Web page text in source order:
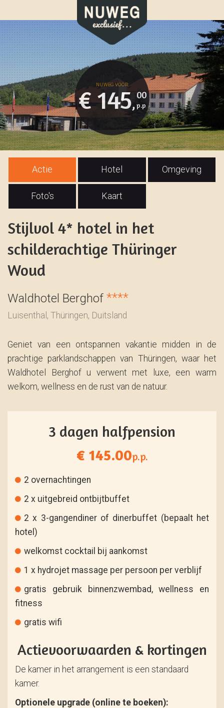
€ 145,
00
Actie Hotel Omgeving
Foto's Kaart
Stijlvol 4* hotel in het
schilderachtige Thüringer
Woud
Waldhotel Berghof ****
Luisenthal, Thüringen, Duitsland
Geniet van een ontspannen vakantie midden in de
prachtige parklandschappen van Thüringen, waar het
Waldhotel Berghof u verwent met luxe, een warm
welkom, wellness en de rust van de natuur.
3 dagen halfpension
€ 145.00p.p.
2 overnachtingen
2 x uitgebreid ontbijtbuffet
2 x 3-gangendiner of dinerbuffet (bepaalt het
hotel)
welkomst cocktail bij aankomst
1 x hydrojet massage per persoon per verblijf
gratis gebruik binnenzwembad, wellness en
fitness
gratis wifi
Actievoorwaarden & kortingen
De kamer in het arrangement is een standaard
kamer.
Optionele upgrade (online te boeken):